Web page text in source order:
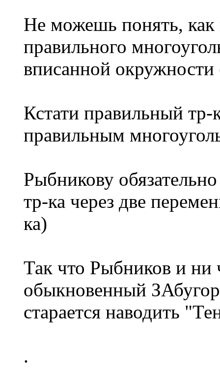
Не можешь понять, как
правильного
вписанной
Кстати правильный тр-
правильным
Рыбникову
тр-ка через две
ка)
Так что Рыбников и ни
обыкновенный
старается наводить
.